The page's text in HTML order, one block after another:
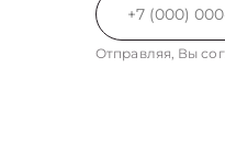
Отправляя, Вы